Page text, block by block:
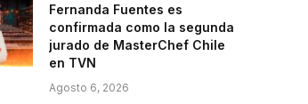
Fernanda Fuentes es
confirmada como la segunda
jurado de MasterChef Chile
en TVN
Agosto 6, 2026